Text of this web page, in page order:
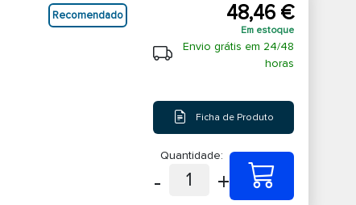
Recomendado 48,46 €
Em estoque
Envio grátis em 24/48
horas
Ficha de Produto
Quantidade:
- 1 +